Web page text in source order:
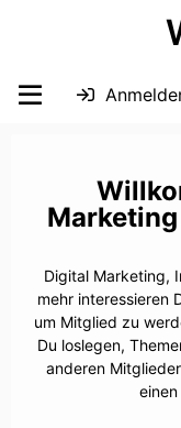
Digital Marketing,
mehr interessieren
um Mitglied zu
Du loslegen,
anderen